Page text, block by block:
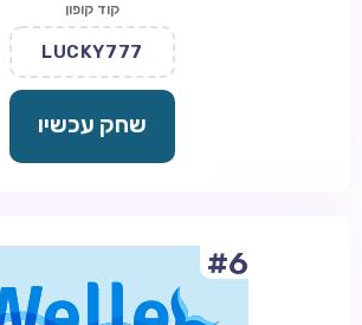
קוד קופון
LUCKY777
שחק עכשיו
#6